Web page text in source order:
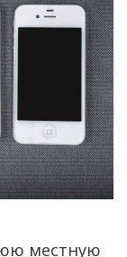
местную